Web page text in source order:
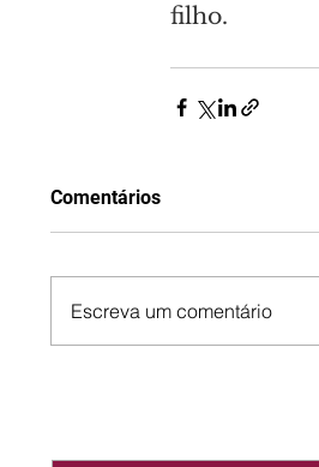
filho.
Comentários
Escreva um comentário